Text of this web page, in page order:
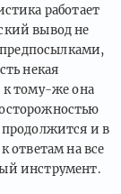
работает
вывод не
некая
к тому-же она
и в
ответам на все
инструмент.